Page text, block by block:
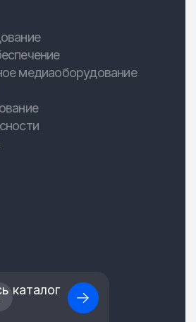
медиаоборудование
каталог